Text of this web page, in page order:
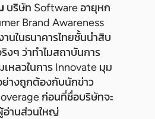
บริษัท Software อายุหก
Brand Awareness
นในธนาคารไทยชั้นนำสิบ
งๆ ว่าทำไมสถาบันการ
เหลวในการ Innovate มุม
างถูกต้องกับนักข่าว
ก่อนที่ชื่อบริษัทจะ
อ่านส่วนใหญ่